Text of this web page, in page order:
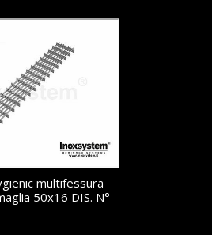
multifessura
50x16 DIS. N°